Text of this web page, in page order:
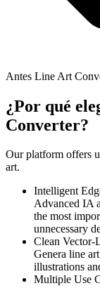
Antes Line Art
¿Por qué
Converter?
Our platform offers
art.
Intelligent
Advanced IA
the most
unnecessary
Clean Vector-
Genera line
illustrations
Multiple Use